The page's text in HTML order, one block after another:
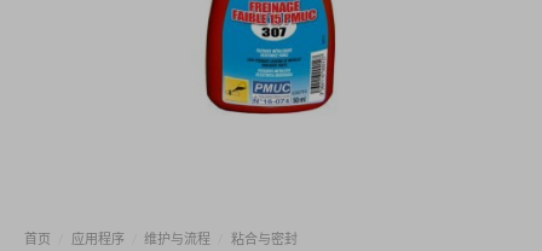
首页 应用程序 维护与流程 粘合与密封